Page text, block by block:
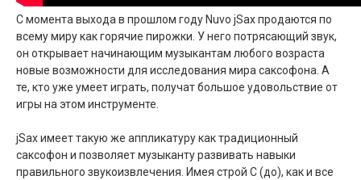
С момента выхода в прошлом году Nuvo jSax продаются по
всему миру как горячие пирожки. У него потрясающий звук,
он открывает начинающим музыкантам любого возраста
новые возможности для исследования мира саксофона. А
те, кто уже умеет играть, получат большое удовольствие от
игры на этом инструменте.
jSax имеет такую же аппликатуру как традиционный
саксофон и позволяет музыканту развивать навыки
правильного звукоизвлечения. Имея строй С (до), как и все